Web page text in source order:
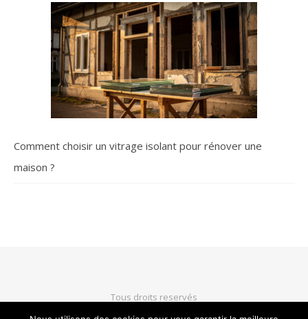
Comment choisir un vitrage isolant pour rénover une
maison ?
Tous droits reservés